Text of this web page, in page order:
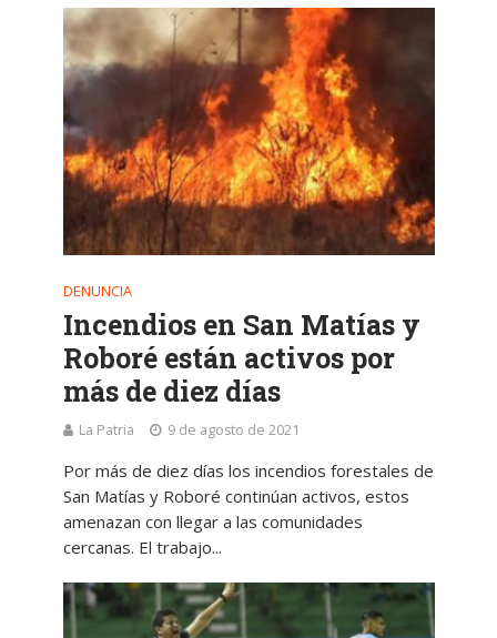
DENUNCIA
Incendios en San Matías y
Roboré están activos por
más de diez días
La Patria 9 de agosto de 2021
Por más de diez días los incendios forestales de
San Matías y Roboré continúan activos, estos
amenazan con llegar a las comunidades
cercanas. El trabajo...